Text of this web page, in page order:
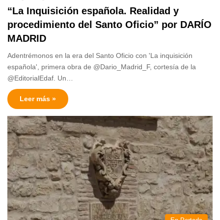
“La Inquisición española. Realidad y
procedimiento del Santo Oficio” por DARÍO
MADRID
Adentrémonos en la era del Santo Oficio con 'La inquisición
española', primera obra de @Dario_Madrid_F, cortesía de la
@EditorialEdaf. Un…
Leer más »